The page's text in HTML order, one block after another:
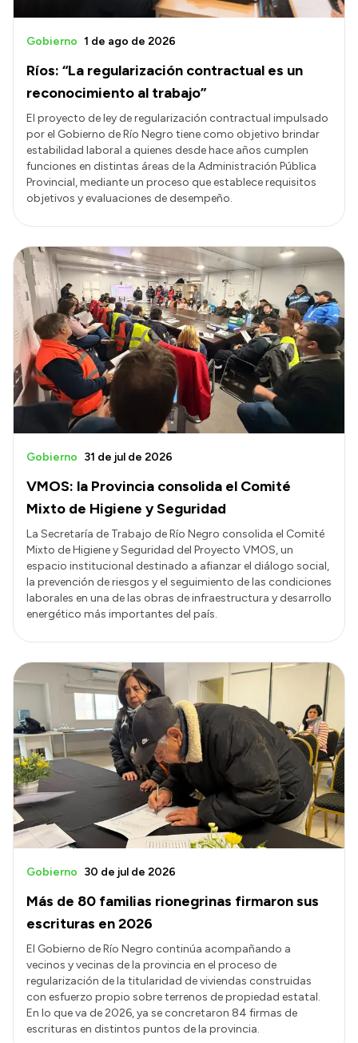
Ríos: “La regularización contractual es un
reconocimiento al trabajo”
Gobierno 1 de ago de 2026
El proyecto de ley de regularización contractual impulsado
por el Gobierno de Río Negro tiene como objetivo brindar
estabilidad laboral a quienes desde hace años cumplen
funciones en distintas áreas de la Administración Pública
Provincial, mediante un proceso que establece requisitos
objetivos y evaluaciones de desempeño.
VMOS: la Provincia consolida el Comité
Mixto de Higiene y Seguridad
Gobierno 31 de jul de 2026
La Secretaría de Trabajo de Río Negro consolida el Comité
Mixto de Higiene y Seguridad del Proyecto VMOS, un
espacio institucional destinado a afianzar el diálogo social,
la prevención de riesgos y el seguimiento de las condiciones
laborales en una de las obras de infraestructura y desarrollo
energético más importantes del país.
Más de 80 familias rionegrinas firmaron sus
escrituras en 2026
Gobierno 30 de jul de 2026
El Gobierno de Río Negro continúa acompañando a
vecinos y vecinas de la provincia en el proceso de
regularización de la titularidad de viviendas construidas
con esfuerzo propio sobre terrenos de propiedad estatal.
En lo que va de 2026, ya se concretaron 84 firmas de
escrituras en distintos puntos de la provincia.